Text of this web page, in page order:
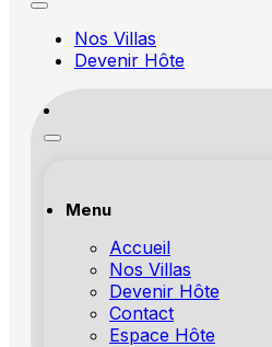
Nos Villas
Devenir Hôte
Menu
Accueil
Nos Villas
Devenir Hôte
Contact
Espace Hôte